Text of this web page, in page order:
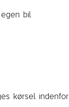
bil
kørsel indenfor